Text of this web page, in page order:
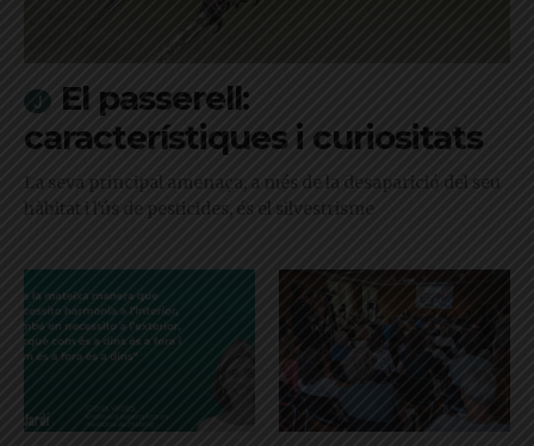
El passerell:
característiques i curiositats
La seva principal amenaça, a més de la desaparició del seu
hàbitat i l'ús de pesticides, és el silvestrisme